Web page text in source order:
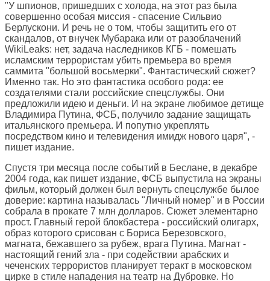
"У шпионов, пришедших с холода, на этот раз была
совершенно особая миссия - спасение Сильвио
Берлускони. И речь не о том, чтобы защитить его от
скандалов, от внучек Мубарака или от разоблачений
WikiLeaks: нет, задача наследников КГБ - помешать
исламским террористам убить премьера во время
саммита "большой восьмерки". Фантастический сюжет?
Именно так. Но это фантастика особого рода: ее
создателями стали российские спецслужбы. Они
предложили идею и деньги. И на экране любимое детище
Владимира Путина, ФСБ, получило задание защищать
итальянского премьера. И попутно укреплять
посредством кино и телевидения имидж нового царя", -
пишет издание.
Спустя три месяца после событий в Беслане, в декабре
2004 года, как пишет издание, ФСБ выпустила на экраны
фильм, который должен был вернуть спецслужбе былое
доверие: картина называлась "Личный номер" и в России
собрала в прокате 7 млн долларов. Сюжет элементарно
прост. Главный герой блокбастера - российский олигарх,
образ которого срисован с Бориса Березовского,
магната, бежавшего за рубеж, врага Путина. Магнат -
настоящий гений зла - при содействии арабских и
чеченских террористов планирует теракт в московском
цирке в стиле нападения на театр на Дубровке. Но